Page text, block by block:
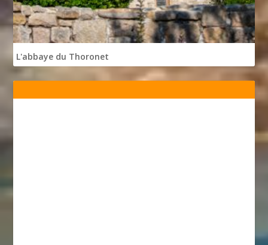
L'abbaye du Thoronet